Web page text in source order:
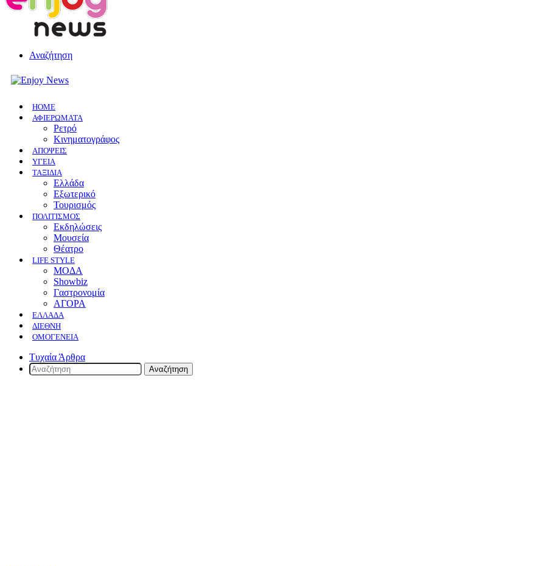
Αναζήτηση
HOME
ΑΦΙΕΡΩΜΑΤΑ
Ρετρό
Κινηματογράφος
ΑΠΟΨΕΙΣ
ΥΓΕΙΑ
ΤΑΞΙΔΙΑ
Ελλάδα
Εξωτερικό
Τουρισμός
ΠΟΛΙΤΙΣΜΟΣ
Eκδηλώσεις
Mουσεία
Θέατρο
LIFE STYLE
ΜΟΔΑ
Showbiz
Γαστρονομία
ΑΓΟΡΑ
ΕΛΛΆΔΑ
ΔΙΕΘΝΉ
ΟΜΟΓΈΝΕΙΑ
Τυχαία Άρθρα
Αναζήτηση